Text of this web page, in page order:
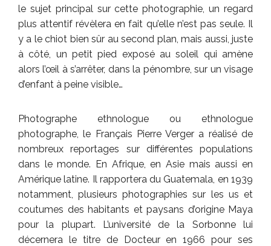
le sujet principal sur cette photographie, un regard
plus attentif révèlera en fait qu’elle n’est pas seule. Il
y a le chiot bien sûr au second plan, mais aussi, juste
à côté, un petit pied exposé au soleil qui amène
alors l’œil à s’arrêter, dans la pénombre, sur un visage
d’enfant à peine visible…
Photographe ethnologue ou ethnologue
photographe, le Français Pierre Verger a réalisé de
nombreux reportages sur différentes populations
dans le monde. En Afrique, en Asie mais aussi en
Amérique latine. Il rapportera du Guatemala, en 1939
notamment, plusieurs photographies sur les us et
coutumes des habitants et paysans d’origine Maya
pour la plupart. L’université de la Sorbonne lui
décernera le titre de Docteur en 1966 pour ses